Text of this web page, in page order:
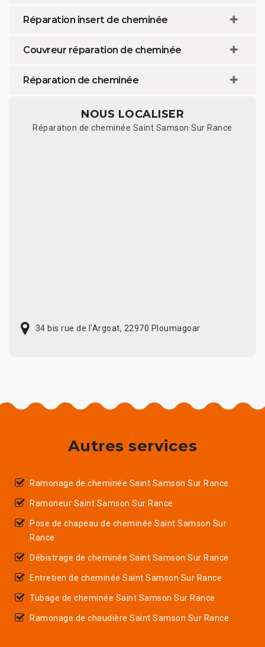
Réparation insert de cheminée
Couvreur réparation de cheminée
Réparation de cheminée
NOUS LOCALISER
Réparation de cheminée Saint Samson Sur Rance
34 bis rue de l'Argoat, 22970 Ploumagoar
Autres services
Ramonage de cheminée Saint Samson Sur Rance
Ramoneur Saint Samson Sur Rance
Pose de chapeau de cheminée Saint Samson Sur
Rance
Débistrage de cheminée Saint Samson Sur Rance
Entretien de cheminée Saint Samson Sur Rance
Tubage de cheminée Saint Samson Sur Rance
Ramonage de chaudière Saint Samson Sur Rance